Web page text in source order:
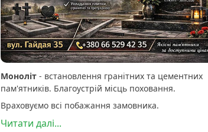
Моноліт- встановлення гранітних та цементних
пам'ятників. Благоустрій місць поховання.
Враховуємо всі побажання замовника.
Читати далі...